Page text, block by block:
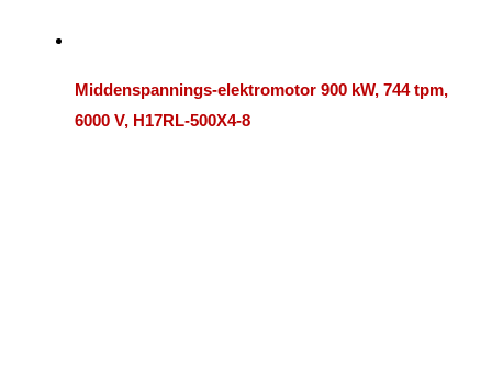
Middenspannings-elektromotor 900 kW, 744 tpm,
6000 V, H17RL-500X4-8